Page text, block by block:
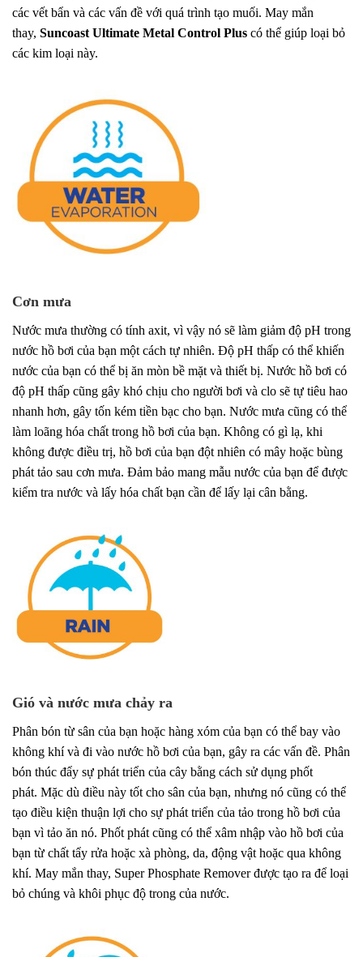
các vết bẩn và các vấn đề với quá trình tạo muối. May mắn
thay, Suncoast Ultimate Metal Control Plus có thể giúp loại bỏ
các kim loại này.
Cơn mưa
Nước mưa thường có tính axit, vì vậy nó sẽ làm giảm độ pH trong
nước hồ bơi của bạn một cách tự nhiên. Độ pH thấp có thể khiến
nước của bạn có thể bị ăn mòn bề mặt và thiết bị. Nước hồ bơi có
độ pH thấp cũng gây khó chịu cho người bơi và clo sẽ tự tiêu hao
nhanh hơn, gây tốn kém tiền bạc cho bạn. Nước mưa cũng có thể
làm loãng hóa chất trong hồ bơi của bạn. Không có gì lạ, khi
không được điều trị, hồ bơi của bạn đột nhiên có mây hoặc bùng
phát tảo sau cơn mưa. Đảm bảo mang mẫu nước của bạn để được
kiểm tra nước và lấy hóa chất bạn cần để lấy lại cân bằng.
Gió và nước mưa chảy ra
Phân bón từ sân của bạn hoặc hàng xóm của bạn có thể bay vào
không khí và đi vào nước hồ bơi của bạn, gây ra các vấn đề. Phân
bón thúc đẩy sự phát triển của cây bằng cách sử dụng phốt
phát. Mặc dù điều này tốt cho sân của bạn, nhưng nó cũng có thể
tạo điều kiện thuận lợi cho sự phát triển của tảo trong hồ bơi của
bạn vì tảo ăn nó. Phốt phát cũng có thể xâm nhập vào hồ bơi của
bạn từ chất tẩy rửa hoặc xà phòng, da, động vật hoặc qua không
khí. May mắn thay, Super Phosphate Remover được tạo ra để loại
bỏ chúng và khôi phục độ trong của nước.